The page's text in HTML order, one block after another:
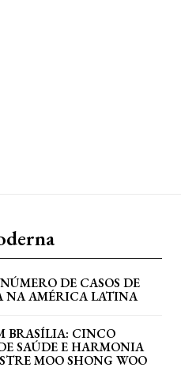
DE CASOS DE
NA AMÉRICA LATINA
BRASÍLIA: CINCO
SAÚDE E HARMONIA
MOO SHONG WOO